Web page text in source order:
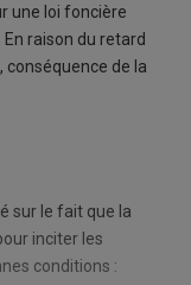
une loi foncière
raison du retard
de la
sur le fait que la
inciter les
conditions :